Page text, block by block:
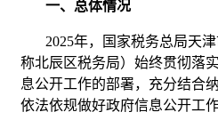
一、总体情况
2025年，国家税务总局天津
称北辰区税务局）始终贯彻落
息公开工作的部署，充分结合
依法依规做好政府信息公开工作